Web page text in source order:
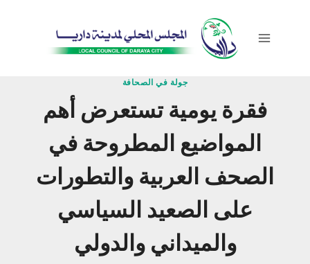
جولة في الصحافة
فقرة يومية تستعرض أهم
المواضيع المطروحة في
الصحف العربية والتطورات
على الصعيد السياسي
والميداني والدولي